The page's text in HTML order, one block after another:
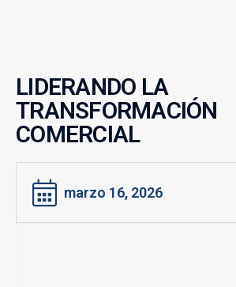
LIDERANDO LA
TRANSFORMACIÓN
COMERCIAL
marzo 16, 2026